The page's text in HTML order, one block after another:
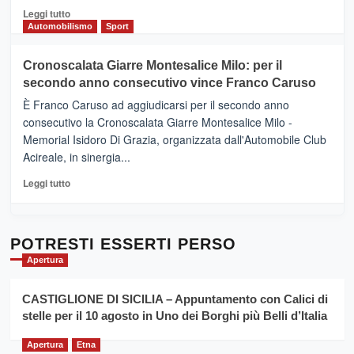
Gusto,
il
tra
sapori
vicoli
medievali
Leggi tuttoLeggi
di
Mondello
(Palermo)
–
“E
adesso
Pasta
–
Sicilia
l’
evento
la
filiera
grano
Automobilismo Sport
Cronoscalata Giarre Montesalice Milo: per il
secondo anno consecutivo vince Franco Caruso
È Franco Caruso ad aggiudicarsi per il secondo anno
consecutivo la Cronoscalata Giarre Montesalice Milo -
Memorial Isidoro Di Grazia, organizzata dall'Automobile Club
Acireale, in sinergia...
Leggi tuttoLeggi
Cronoscalata
per
il
anno
POTRESTI ESSERTI PERSO
Apertura
CASTIGLIONE DI SICILIA – Appuntamento con Calici di
stelle per il 10 agosto in Uno dei Borghi più Belli d’Italia
Apertura Etna